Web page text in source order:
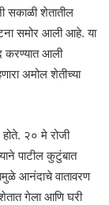
सकाळी शेतातील
समोर आली आहे. या
करण्यात आली
अमोल शेतीच्या
२० मे रोजी
पाटील कुटुंबात
आनंदाचे वातावरण
गेला आणि घरी